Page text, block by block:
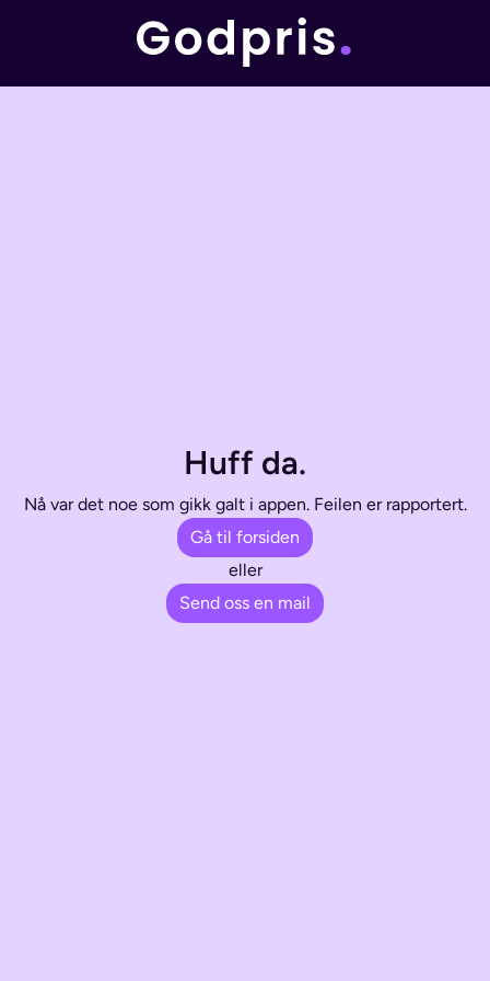
Huff da.
Nå var det noe som gikk galt i appen. Feilen er rapportert.
Gå til forsiden
eller
Send oss en mail